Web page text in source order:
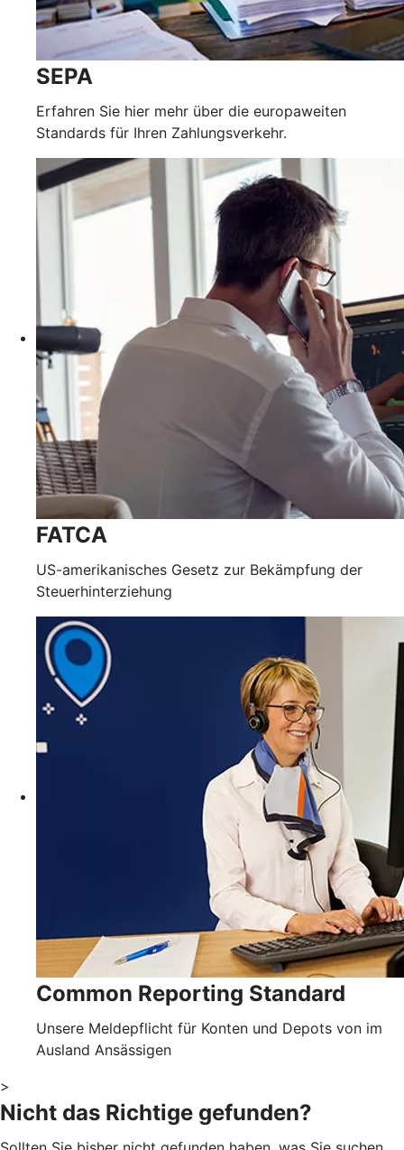
SEPA
Erfahren Sie hier mehr über die europaweiten
Standards für Ihren Zahlungsverkehr.
FATCA
US-amerikanisches Gesetz zur Bekämpfung der
Steuerhinterziehung
Common Reporting Standard
Unsere Meldepflicht für Konten und Depots von im
Ausland Ansässigen
>
Nicht das Richtige gefunden?